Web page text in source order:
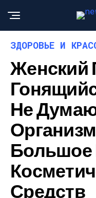
ЗДОРОВЬЕ И
Женский
Не
Большое
Средств